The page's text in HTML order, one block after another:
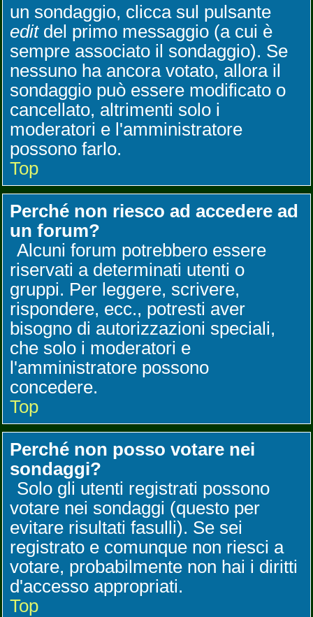
un sondaggio, clicca sul pulsante
editdel primo messaggio (a cui è
sempre associato il sondaggio). Se
nessuno ha ancora votato, allora il
sondaggio può essere modificato o
cancellato, altrimenti solo i
moderatori e l'amministratore
possono farlo.
Top
Perché non riesco ad accedere ad
un forum?
Alcuni forum potrebbero essere
riservati a determinati utenti o
gruppi. Per leggere, scrivere,
rispondere, ecc., potresti aver
bisogno di autorizzazioni speciali,
che solo i moderatori e
l'amministratore possono
concedere.
Top
Perché non posso votare nei
sondaggi?
Solo gli utenti registrati possono
votare nei sondaggi (questo per
evitare risultati fasulli). Se sei
registrato e comunque non riesci a
votare, probabilmente non hai i diritti
d'accesso appropriati.
Top